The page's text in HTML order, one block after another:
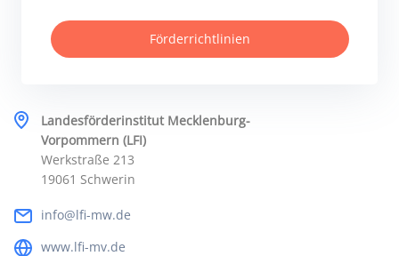
Landesförderinstitut Mecklenburg-
Vorpommern (LFI)
Werkstraße 213
19061 Schwerin
info@lfi-mw.de
www.lfi-mv.de
Förderrichtlinien